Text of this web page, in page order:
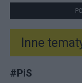
Inne
#PiS